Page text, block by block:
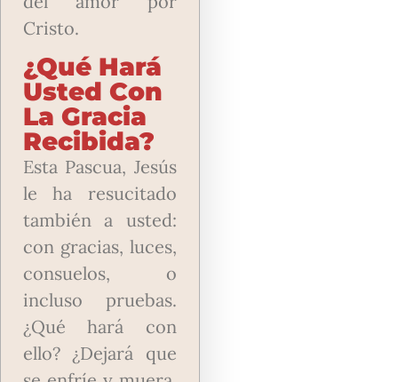
Cristo.
¿Qué Hará
Usted Con
La Gracia
Recibida?
Esta Pascua, Jesús
le ha resucitado
también a usted:
con gracias, luces,
consuelos, o
incluso pruebas.
¿Qué hará con
ello? ¿Dejará que